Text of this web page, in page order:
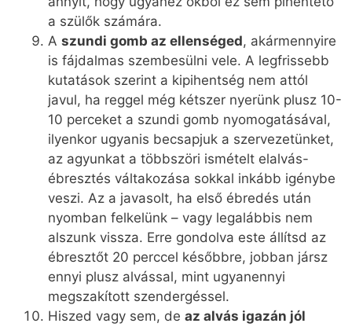
a szülők számára.
A szundi gomb az ellenséged, akármennyire
is fájdalmas szembesülni vele. A legfrissebb
kutatások szerint a kipihentség nem attól
javul, ha reggel még kétszer nyerünk plusz 10-
10 perceket a szundi gomb nyomogatásával,
ilyenkor ugyanis becsapjuk a szervezetünket,
az agyunkat a többszöri ismételt elalvás-
ébresztés váltakozása sokkal inkább igénybe
veszi. Az a javasolt, ha első ébredés után
nyomban felkelünk – vagy legalábbis nem
alszunk vissza. Erre gondolva este állítsd az
ébresztőt 20 perccel későbbre, jobban jársz
ennyi plusz alvással, mint ugyanennyi
megszakított szendergéssel.
Hiszed vagy sem, de az alvás igazán jól